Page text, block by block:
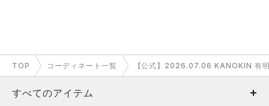
TOP コーディネート一覧 【公式】2026.07.06 KANOKIN 有
すべてのアイテム